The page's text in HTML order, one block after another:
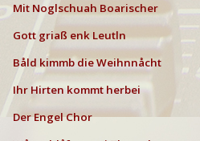
Mit Noglschuah Boarischer
Gott griaß enk Leutln
Båld kimmb die Weihnnåcht
Ihr Hirten kommt herbei
Der Engel Chor